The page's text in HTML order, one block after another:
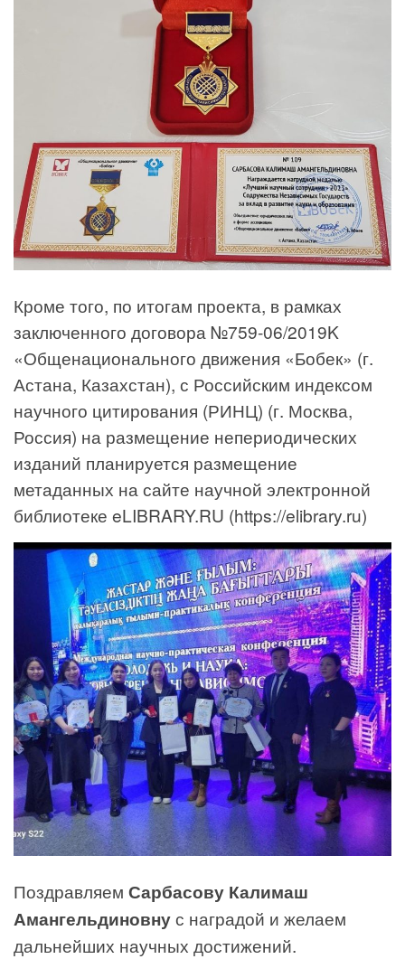
Кроме того, по итогам проекта, в рамках
заключенного договора №759-06/2019K
«Общенационального движения «Бобек» (г.
Астана, Казахстан), с Российским индексом
научного цитирования (РИНЦ) (г. Москва,
Россия) на размещение непериодических
изданий планируется размещение
метаданных на сайте научной электронной
библиотеке eLIBRARY.RU (https://elibrary.ru)
Поздравляем Сарбасову Калимаш
Амангельдиновнус наградой и желаем
дальнейших научных достижений.